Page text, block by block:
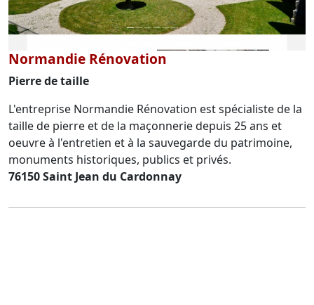
Normandie Rénovation
Pierre de taille
L'entreprise Normandie Rénovation est spécialiste de la
taille de pierre et de la maçonnerie depuis 25 ans et
oeuvre à l'entretien et à la sauvegarde du patrimoine,
monuments historiques, publics et privés.
76150 Saint Jean du Cardonnay